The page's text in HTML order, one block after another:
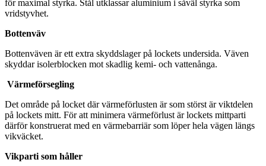
för maximal styrka. Stål utklassar aluminium i såväl styrka som
vridstyvhet.
Bottenväv
Bottenväven är ett extra skyddslager på lockets undersida. Väven
skyddar isolerblocken mot skadlig kemi- och vattenånga.
Värmeförsegling
Det område på locket där värmeförlusten är som störst är viktdelen
på lockets mitt. För att minimera värmeförlust är lockets mittparti
därför konstruerat med en värmebarriär som löper hela vägen längs
vikväcket.
Vikparti som håller